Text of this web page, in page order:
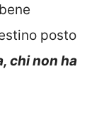
posto
chi non ha